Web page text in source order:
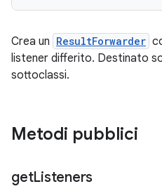
Crea un ResultForwarder
listener differito. Destinato
sottoclassi.
Metodi pubblici
getListeners